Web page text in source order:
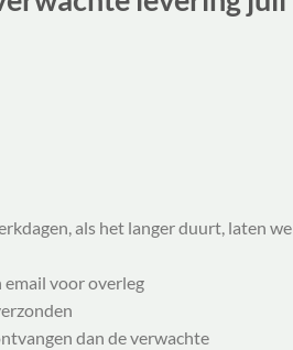
als het langer duurt, laten we
email voor overleg
dan de verwachte